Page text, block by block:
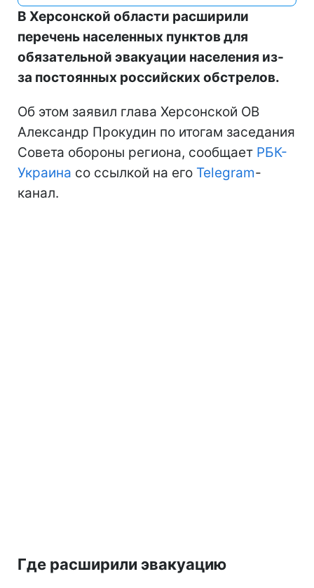
В Херсонской области расширили
перечень населенных пунктов для
обязательной эвакуации населения из-
за постоянных российских обстрелов.
Об этом заявил глава Херсонской ОВ
Александр Прокудин по итогам заседания
Совета обороны региона, сообщает РБК-
Украина со ссылкой на его Telegram-
канал.
Где расширили эвакуацию